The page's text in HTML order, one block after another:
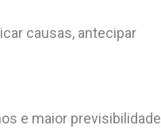
causas, antecipar
e maior previsibilidade